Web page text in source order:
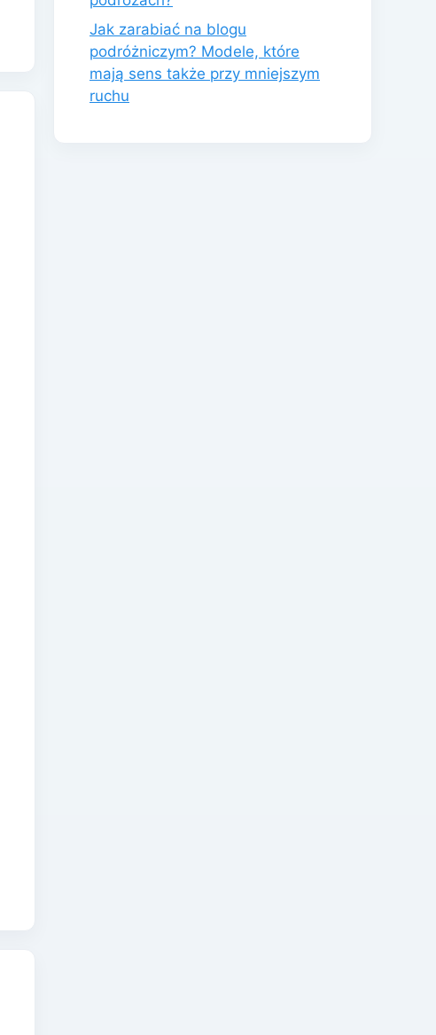
Jak zarabiać na blogu
podróżniczym? Modele, które
mają sens także przy mniejszym
ruchu